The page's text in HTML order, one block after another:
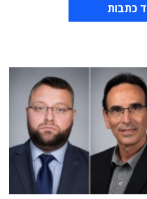
כתבות